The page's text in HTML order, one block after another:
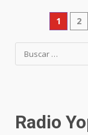
de
1 2
Buscar:
Radio